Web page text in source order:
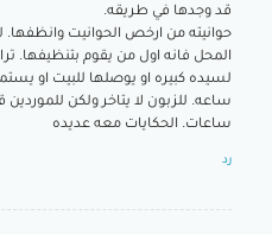
قد وجدها في طريقه.
حوانيته من ارخص الحوانيت وانظفها.
المحل فانه اول من يقوم بتنظيفها.
لسيده كبيره او يوصلها للبيت او
ساعه. للزبون لا يتاخر ولكن
ساعات. الحكايات معه عديده
رد